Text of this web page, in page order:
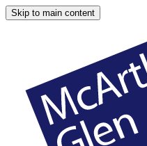
Skip to main content